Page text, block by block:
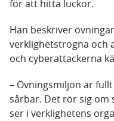
för att hitta luckor.
Han beskriver
verklighetstrogna och
och cyberattackerna
– Övningsmiljön är
sårbar. Det rör sig om
ser i verklighetens